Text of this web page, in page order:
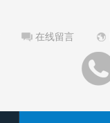
在线留言